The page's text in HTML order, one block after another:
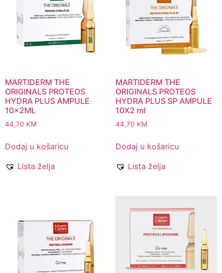
MARTIDERM THE
ORIGINALS PROTEOS
HYDRA PLUS AMPULE
10x2ML
44,70 KM
Dodaj u košaricu
Lista želja
MARTIDERM THE
ORIGINALS PROTEOS
HYDRA PLUS SP AMPULE
10X2 ml
44,70 KM
Dodaj u košaricu
Lista želja